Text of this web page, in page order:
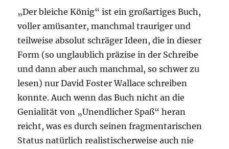
„Der bleiche König“ ist ein großartiges Buch,
voller amüsanter, manchmal trauriger und
teilweise absolut schräger Ideen, die in dieser
Form (so unglaublich präzise in der Schreibe
und dann aber auch manchmal, so schwer zu
lesen) nur David Foster Wallace schreiben
konnte. Auch wenn das Buch nicht an die
Genialität von „Unendlicher Spaß“ heran
reicht, was es durch seinen fragmentarischen
Status natürlich realistischerweise auch nie